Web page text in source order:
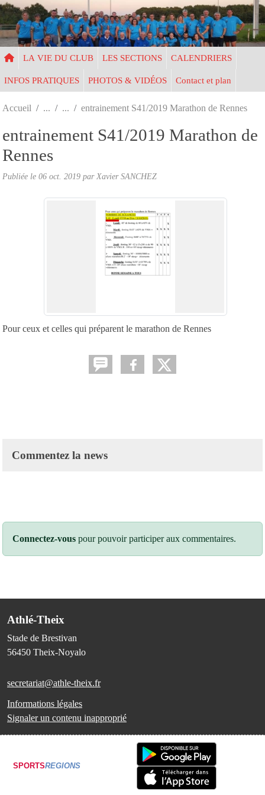
LA VIE DU CLUB LES SECTIONS CALENDRIERS
INFOS PRATIQUES PHOTOS & VIDÉOS Contact et plan
Accueil entrainement S41/2019 Marathon de Rennes
entrainement S41/2019 Marathon de
Rennes
Publiée le 06 oct. 2019 par Xavier SANCHEZ
Pour ceux et celles qui préparent le marathon de Rennes
Commentez la news
Connectez-vous pour pouvoir participer aux commentaires.
Athlé-Theix
Stade de Brestivan
56450 Theix-Noyalo
secretariat@athle-theix.fr
Informations légales
Signaler un contenu inapproprié
SPORTSREGIONS
Panneau de gestion des cookies